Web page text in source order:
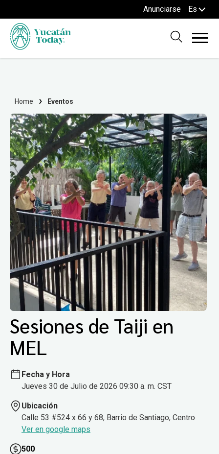
Anunciarse Es
Home Eventos
Sesiones de Taiji en
MEL
Fecha y Hora
Jueves 30 de Julio de 2026 09:30 a. m. CST
Ubicación
Calle 53 #524 x 66 y 68, Barrio de Santiago, Centro
Ver en google maps
500